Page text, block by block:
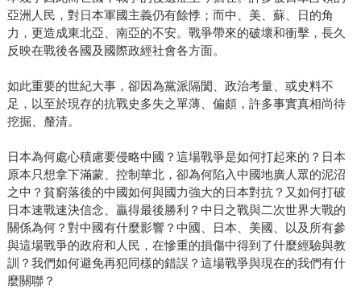
亞洲人民，對日本軍國主義仍有餘悸；而中、美、蘇、日的角
力，更造成東北亞、南亞的不安。戰爭帶來的破壞和衝擊，長久
反映在戰後各國及國際政經社會各方面。
如此重要的世紀大事，卻因為黨派隔閡、政治考量、或史料不
足，以至於現存的抗戰史多失之單薄、偏頗，許多事實真相尚待
挖掘、釐清。
日本為何處心積慮要侵略中國？這場戰爭是如何打起來的？日本
原本只想拿下滿蒙、控制華北，卻為何陷入中國地廣人眾的泥沼
之中？貧窮落後的中國如何與國力強大的日本對抗？又如何打破
日本速戰速決信念、贏得最後勝利？中日之戰與二次世界大戰的
關係為何？對中國有什麼影響？中國、日本、美國、以及所有參
與這場戰爭的政府和人民，在慘重的損傷中得到了什麼經驗與教
訓？我們如何避免再犯同樣的錯誤？這場戰爭與現在的我們有什
麼關聯？